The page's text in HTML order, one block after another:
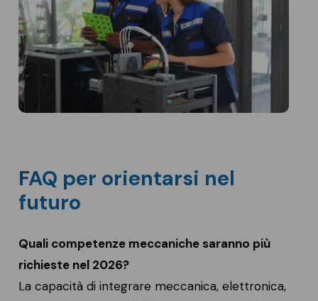
FAQ per orientarsi nel
futuro
Quali competenze meccaniche saranno più
richieste nel 2026?
La capacità di integrare meccanica, elettronica,